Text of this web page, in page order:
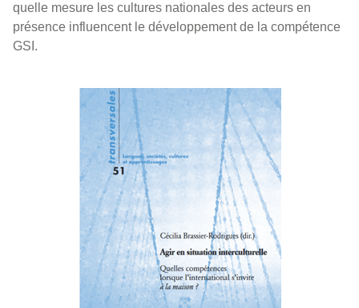
quelle mesure les cultures nationales des acteurs en
présence influencent le développement de la compétence
GSI.